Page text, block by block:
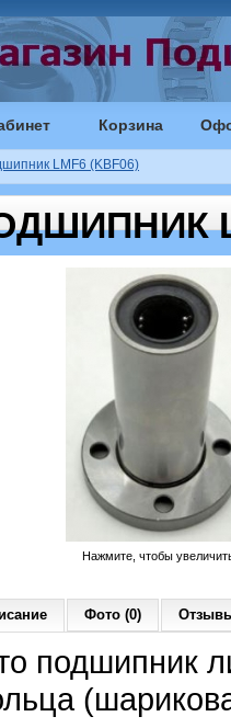
Корзина
LMF6 (KBF06)
Нажмите, чтобы
Фото (0)
подшипник